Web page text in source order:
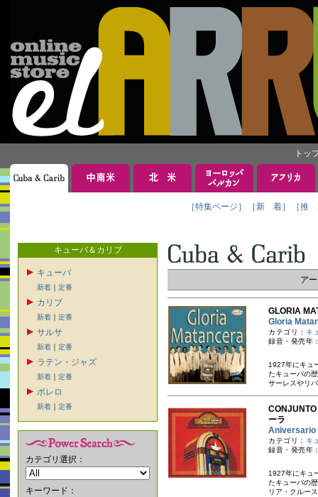
トッ
［特集ページ］ ［新 着］ ［推
キューバ＆カリブ
キューバ
新着 ｜ 定番
カリブ
新着 ｜ 定番
サルサ
新着 ｜ 定番
ラテン・ジャズ
新着 ｜ 定番
ボレロ
新着 ｜ 定番
カテゴリ選択：
キーワード：
ア
GLORIA
Gloria
カテゴリ： キ
録音・発売年
1927年にキュ
たキューバの
サーレスやリ
ーラ
Aniversario
カテゴリ： キ
録音・発売年
1927年にキュ
たキューバの
リア・クルー